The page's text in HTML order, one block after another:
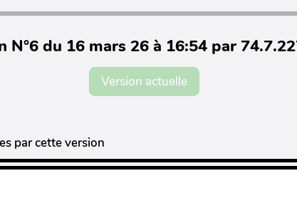
N°6 du 16 mars 26 à 16:54 par
Version actuelle
par cette version